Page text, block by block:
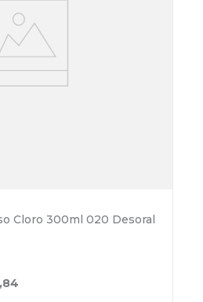
Cloro 300ml 020 Desoral
,84